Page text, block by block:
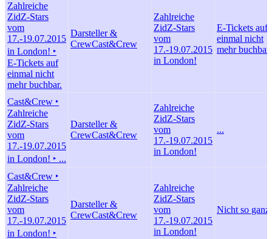
Zahlreiche
ZidZ-Stars
vom
17.-19.07.2015
in London! ‣
E-Tickets auf
einmal nicht
mehr buchbar.
Darsteller &
CrewCast&Crew
Zahlreiche
ZidZ-Stars
vom
17.-19.07.2015
in London!
E-Tickets auf
einmal nicht
mehr buchbar.
Cast&Crew ‣
Zahlreiche
ZidZ-Stars
vom
17.-19.07.2015
in London! ‣ ...
Darsteller &
CrewCast&Crew
Zahlreiche
ZidZ-Stars
vom
17.-19.07.2015
in London!
...
Cast&Crew ‣
Zahlreiche
ZidZ-Stars
vom
17.-19.07.2015
in London! ‣
Darsteller &
CrewCast&Crew
Zahlreiche
ZidZ-Stars
vom
17.-19.07.2015
in London!
Nicht so ganz.